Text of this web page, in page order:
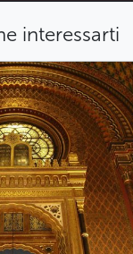
interessarti